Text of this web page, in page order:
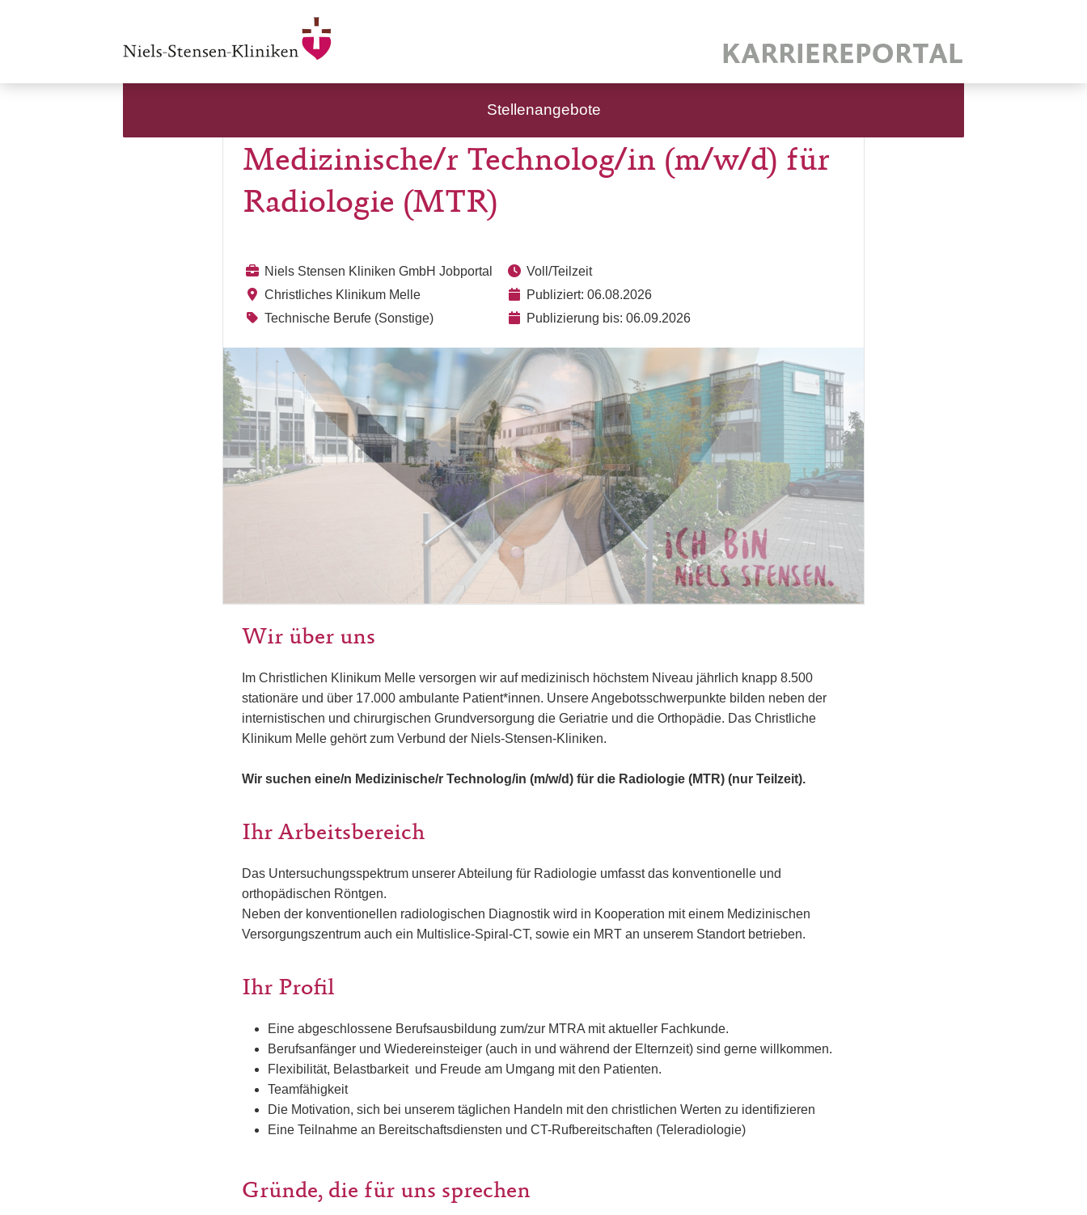
Stellenangebote
Medizinische/r Technolog/in (m/w/d) für
Radiologie (MTR)
Niels Stensen Kliniken GmbH Jobportal
Christliches Klinikum Melle
Technische Berufe (Sonstige)
Voll/Teilzeit
Publiziert: 06.08.2026
Publizierung bis: 06.09.2026
Wir über uns
Im Christlichen Klinikum Melle versorgen wir auf medizinisch höchstem Niveau jährlich knapp 8.500
stationäre und über 17.000 ambulante Patient*innen. Unsere Angebotsschwerpunkte bilden neben der
internistischen und chirurgischen Grundversorgung die Geriatrie und die Orthopädie. Das Christliche
Klinikum Melle gehört zum Verbund der Niels-Stensen-Kliniken.
Wir suchen eine/n Medizinische/r Technolog/in (m/w/d) für die Radiologie (MTR) (nur Teilzeit).
Ihr Arbeitsbereich
Das Untersuchungsspektrum unserer Abteilung für Radiologie umfasst das konventionelle und
orthopädischen Röntgen.
Neben der konventionellen radiologischen Diagnostik wird in Kooperation mit einem Medizinischen
Versorgungszentrum auch ein Multislice-Spiral-CT, sowie ein MRT an unserem Standort betrieben.
Ihr Profil
Eine abgeschlossene Berufsausbildung zum/zur MTRA mit aktueller Fachkunde.
Berufsanfänger und Wiedereinsteiger (auch in und während der Elternzeit) sind gerne willkommen.
Flexibilität, Belastbarkeit und Freude am Umgang mit den Patienten.
Teamfähigkeit
Die Motivation, sich bei unserem täglichen Handeln mit den christlichen Werten zu identifizieren
Eine Teilnahme an Bereitschaftsdiensten und CT-Rufbereitschaften (Teleradiologie)
Gründe, die für uns sprechen